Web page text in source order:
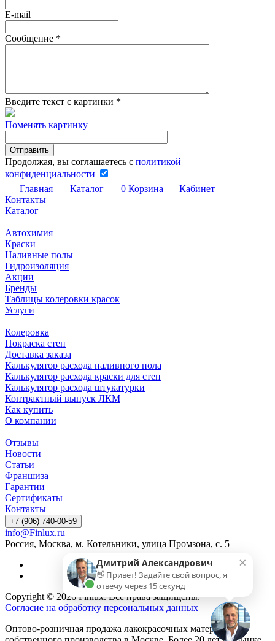
E-mail
Сообщение *
Введите текст с картинки *
Поменять картинку
Продолжая, вы соглашаетесь с политикой
конфиденциальности
Главная
Каталог 0 Корзина
Кабинет
Контакты
Каталог
Автохимия
Краски
Наливные полы
Гидроизоляция
Акции
Бренды
Таблицы колеровки красок
Услуги
Колеровка
Покраска стен
Доставка заказа
Калькулятор расхода наливного пола
Калькулятор расхода краски для стен
Калькулятор расхода штукатурки
Контрактный выпуск ЛКМ
Как купить
О компании
Отзывы
Новости
Статьи
Франшиза
Гарантии
Сертификаты
Контакты
+7 (906) 740-00-59
info@Finlux.ru
Россия, Москва, м. Котельники, улица Промзона, с. 5
Copyright © 2026 Finlux. Все права защищены.
Согласие на обработку персональных данных
Оптово-розничная продажа лакокрасочных материалов
×
Дмитрий Александрович
👋 Привет! Задайте свой вопрос, я
отвечу через 15 секунд